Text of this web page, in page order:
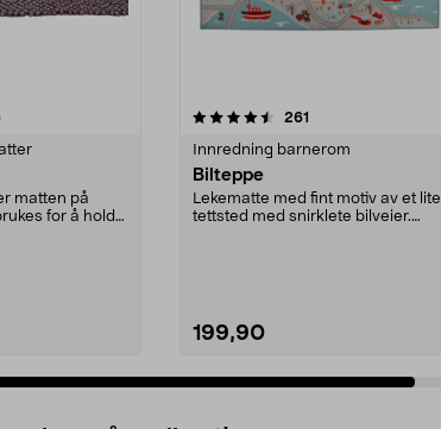
anmeldelser
matten på
for å holde
stjerner 261
Innredning barnerom
Bilteppe
Lekematte med fint motiv av et lite
tettsted med snirklete bilveier.
199,90
4.5 av 5 stjerner